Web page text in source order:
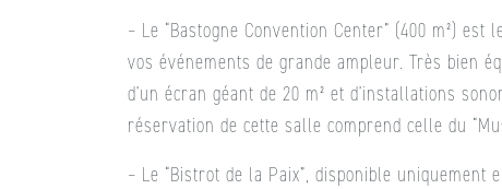
– Le “Bastogne Convention Center” (400 m²)
vos événements de grande ampleur. Très bien
d’un écran géant de 20 m² et d’installations
réservation de cette salle comprend celle du
– Le “Bistrot de la Paix”, disponible uniquement